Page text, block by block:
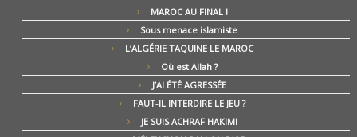
MAROC AU FINAL !
Sous menace islamiste
L’ALGÉRIE TAQUINE LE MAROC
Où est Allah ?
J’AI ÉTÉ AGRESSÉE
FAUT-IL INTERDIRE LE JEU ?
JE SUIS ACHRAF HAKIMI